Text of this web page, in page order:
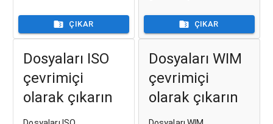
ÇIKAR ÇIKAR
Dosyaları ISO
çevrimiçi
olarak çıkarın
Dosyaları WIM
çevrimiçi
olarak çıkarın